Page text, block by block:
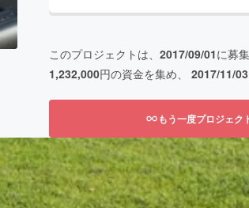
このプロジェクトは、 2017/09/01に募
1,232,000円の資金を集め、 2017/11/03
もう一度プロジェク